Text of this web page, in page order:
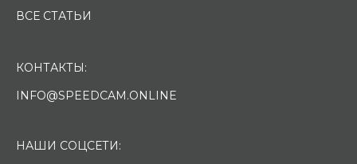
ВСЕ СТАТЬИ
КОНТАКТЫ:
INFO@SPEEDCAM.ONLINE
НАШИ СОЦСЕТИ: